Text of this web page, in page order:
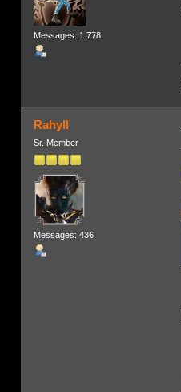
Messages: 1 778
Rahyll
Sr. Member
Messages: 436